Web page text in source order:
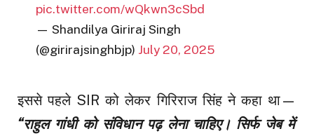
pic.twitter.com/wQkwn3cSbd
— Shandilya Giriraj Singh
(@girirajsinghbjp) July 20, 2025
इससे पहले SIR को लेकर गिरिराज सिंह ने कहा था—
“राहुल गांधी को संविधान पढ़ लेना चाहिए। सिर्फ जेब में